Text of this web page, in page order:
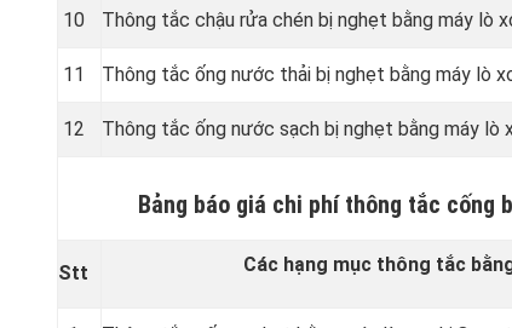
10 Thông tắc chậu rửa chén bị nghẹt bằng máy lò
11 Thông tắc ống nước thải bị nghẹt bằng máy lò
12 Thông tắc ống nước sạch bị nghẹt bằng máy lò
Bảng báo giá chi phí thông tắc cống
Stt Các hạng mục thông tắc